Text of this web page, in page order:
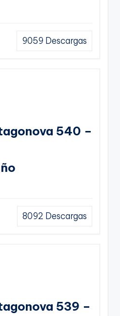
9059 Descargas
540 –
8092 Descargas
539 –